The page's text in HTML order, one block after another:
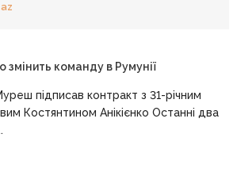
змінить команду в Румунії
підписав контракт з 31-річним
Костянтином Анікієнко Останні два